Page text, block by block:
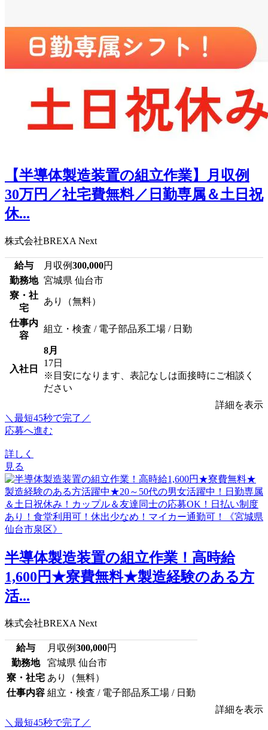
【半導体製造装置の組立作業】月収例
30万円／社宅費無料／日勤専属＆土日祝
休...
株式会社BREXA Next
給与 月収例300,000円
勤務地 宮城県 仙台市
寮・社
宅
あり（無料）
仕事内
容
組立・検査 / 電子部品系工場 / 日勤
入社日
8月
17日
※目安になります、表記なしは面接時にご相談く
ださい
詳細を表示
＼最短45秒で完了／
応募へ進む
詳しく
見る
半導体製造装置の組立作業！高時給
1,600円★寮費無料★製造経験のある方
活...
株式会社BREXA Next
給与 月収例300,000円
勤務地
宮城県 仙台市
寮・社宅 あり（無料）
仕事内容 組立・検査 / 電子部品系工場 / 日勤
詳細を表示
＼最短45秒で完了／